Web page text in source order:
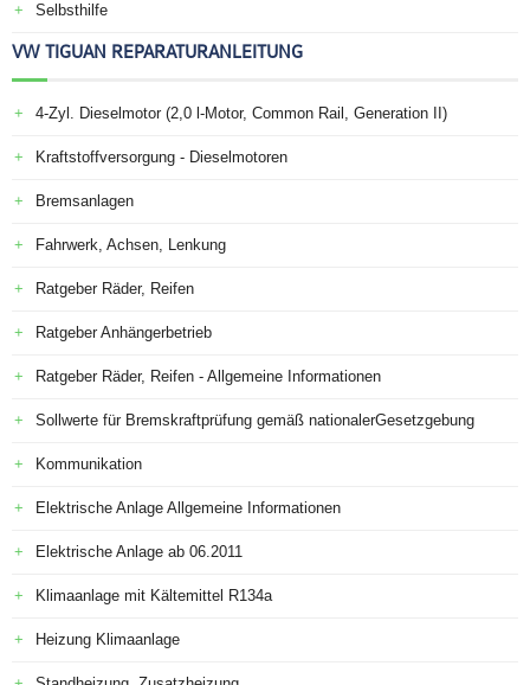
Selbsthilfe
VW TIGUAN REPARATURANLEITUNG
4-Zyl. Dieselmotor (2,0 l-Motor, Common Rail, Generation II)
Kraftstoffversorgung - Dieselmotoren
Bremsanlagen
Fahrwerk, Achsen, Lenkung
Ratgeber Räder, Reifen
Ratgeber Anhängerbetrieb
Ratgeber Räder, Reifen - Allgemeine Informationen
Sollwerte für Bremskraftprüfung gemäß nationalerGesetzgebung
Kommunikation
Elektrische Anlage Allgemeine Informationen
Elektrische Anlage ab 06.2011
Klimaanlage mit Kältemittel R134a
Heizung Klimaanlage